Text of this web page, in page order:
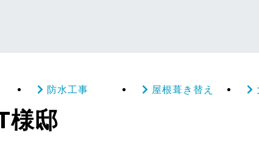
防水工事 屋根葺き替え
邸